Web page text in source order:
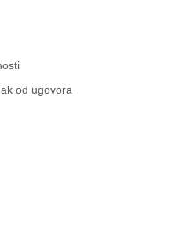
od ugovora